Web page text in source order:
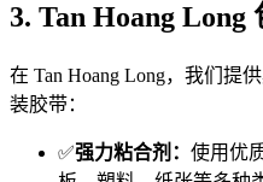
3. Tan Hoang Long
在 Tan Hoang Long，我们提
装胶带：
✅强力粘合剂： 使用优